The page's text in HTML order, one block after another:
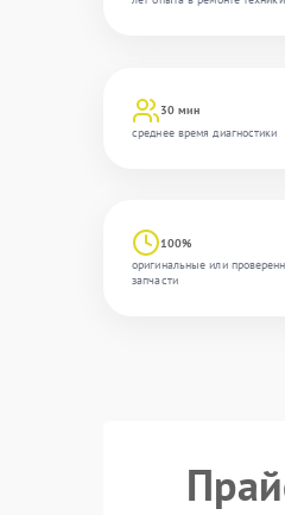
30 мин
среднее время диагностики
100%
оригинальные или
запчасти